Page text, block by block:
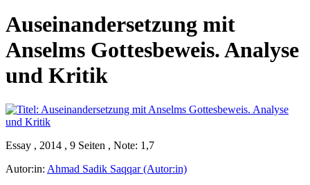
Auseinandersetzung mit
Anselms Gottesbeweis. Analyse
und Kritik
Essay , 2014 , 9 Seiten , Note: 1,7
Autor:in: Ahmad Sadik Saqqar (Autor:in)